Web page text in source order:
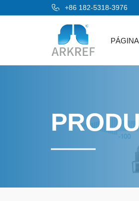
+86 182-5318-3976